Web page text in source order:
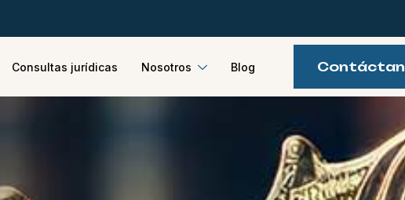
Consultas jurídicas Nosotros Blog